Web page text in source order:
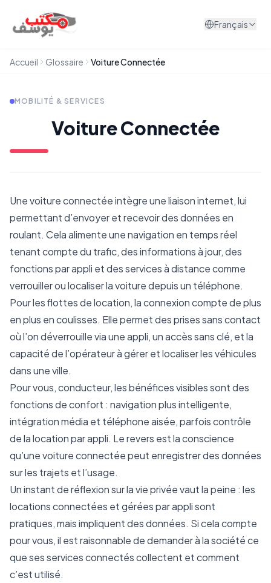
Français
Accueil Glossaire Voiture Connectée
MOBILITÉ & SERVICES
Voiture Connectée
Une voiture connectée intègre une liaison internet, lui
permettant d’envoyer et recevoir des données en
roulant. Cela alimente une navigation en temps réel
tenant compte du trafic, des informations à jour, des
fonctions par appli et des services à distance comme
verrouiller ou localiser la voiture depuis un téléphone.
Pour les flottes de location, la connexion compte de plus
en plus en coulisses. Elle permet des prises sans contact
où l’on déverrouille via une appli, un accès sans clé, et la
capacité de l’opérateur à gérer et localiser les véhicules
dans une ville.
Pour vous, conducteur, les bénéfices visibles sont des
fonctions de confort : navigation plus intelligente,
intégration média et téléphone aisée, parfois contrôle
de la location par appli. Le revers est la conscience
qu’une voiture connectée peut enregistrer des données
sur les trajets et l’usage.
Un instant de réflexion sur la vie privée vaut la peine : les
locations connectées et gérées par appli sont
pratiques, mais impliquent des données. Si cela compte
pour vous, il est raisonnable de demander à la société ce
que ses services connectés collectent et comment
c’est utilisé.